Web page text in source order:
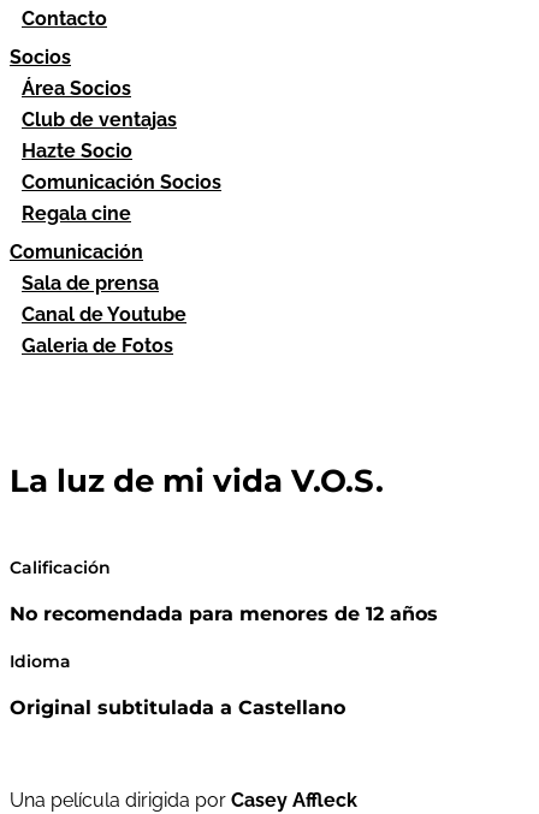
Contacto
Socios
Área Socios
Club de ventajas
Hazte Socio
Comunicación Socios
Regala cine
Comunicación
Sala de prensa
Canal de Youtube
Galeria de Fotos
La luz de mi vida V.O.S.
Calificación
No recomendada para menores de 12 años
Idioma
Original subtitulada a Castellano
Una película dirigida por Casey Affleck